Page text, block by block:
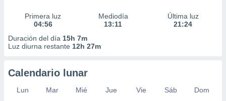
Primera luz
04:56
Mediodía
13:11
Última luz
21:24
Duración del día 15h 7m
Luz diurna restante 12h 27m
Calendario lunar
Lun Mar Mié Jue Vie Sáb
Dom